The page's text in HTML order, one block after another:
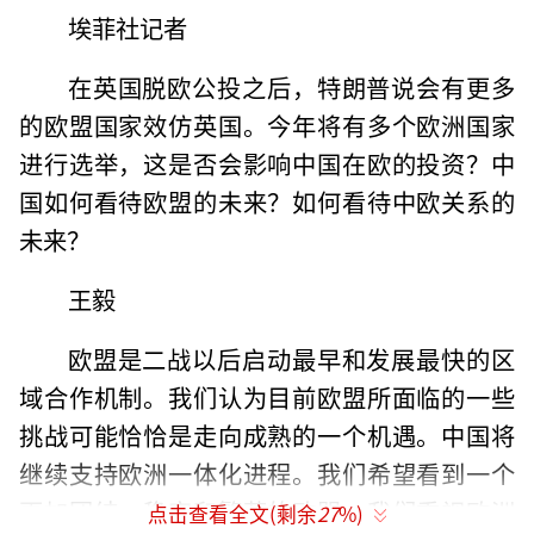
埃菲社记者
在英国脱欧公投之后，特朗普说会有更多
的欧盟国家效仿英国。今年将有多个欧洲国家
进行选举，这是否会影响中国在欧的投资？中
国如何看待欧盟的未来？如何看待中欧关系的
未来？
王毅
欧盟是二战以后启动最早和发展最快的区
域合作机制。我们认为目前欧盟所面临的一些
挑战可能恰恰是走向成熟的一个机遇。中国将
继续支持欧洲一体化进程。我们希望看到一个
更加团结、稳定和繁荣的欧盟。我们重视欧洲
点击查看全文(剩余27%)